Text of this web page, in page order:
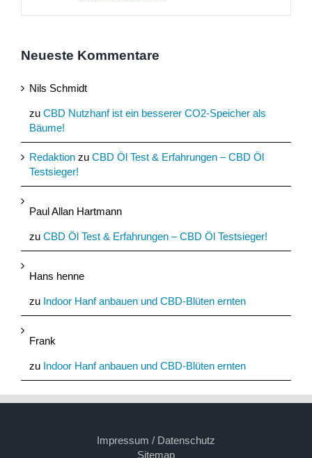
Neueste Kommentare
Nils Schmidt
zu CBD Nutzhanf ist ein besserer CO2-Speicher als
Bäume!
Redaktion zu CBD Öl Test & Erfahrungen – CBD Öl
Testsieger!
Paul Allan Hartmann
zu CBD Öl Test & Erfahrungen – CBD Öl Testsieger!
Hans henne
zu Indoor Hanf anbauen und CBD-Blüten ernten
Frank
zu Indoor Hanf anbauen und CBD-Blüten ernten
Impressum / Datenschutz
Sitemap